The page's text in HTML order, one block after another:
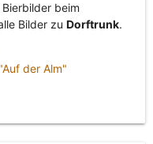
beim
Bilder zu Dorftrunk.
der Alm"